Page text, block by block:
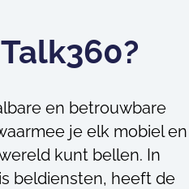
en betrouwbare
je elk mobiel en
kunt bellen. In
beldiensten, heeft de